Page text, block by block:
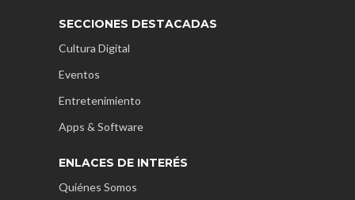
SECCIONES DESTACADAS
Cultura Digital
Eventos
Entretenimiento
Apps & Software
ENLACES DE INTERÉS
Quiénes Somos